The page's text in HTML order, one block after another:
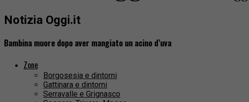
Notizia Oggi.it
Bambina muore dopo aver mangiato un acino d’uva
Zone
Borgosesia e dintorni
Gattinara e dintorni
Serravalle e Grignasco